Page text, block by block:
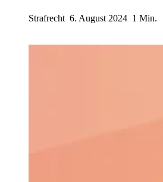
Strafrecht 6. August 2024 1 Min.